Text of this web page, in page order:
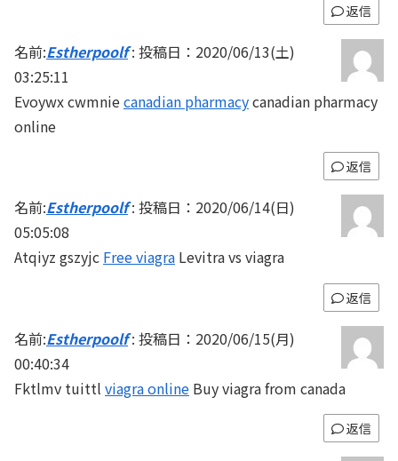
返信
名前:Estherpoolf: 投稿日：2020/06/13(土)
03:25:11
Evoywx cwmniecanadian pharmacycanadian pharmacy
online
返信
名前:Estherpoolf: 投稿日：2020/06/14(日)
05:05:08
Atqiyz gszyjc Free viagra Levitra vs viagra
返信
名前:Estherpoolf: 投稿日：2020/06/15(月)
00:40:34
Fktlmv tuittl viagra online Buy viagra from canada
返信